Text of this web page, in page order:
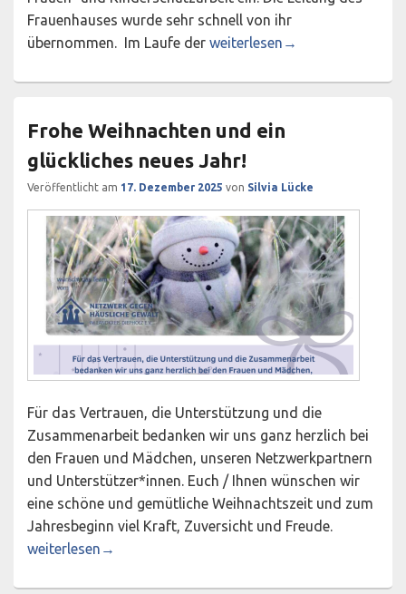
Frauenhauses wurde sehr schnell von ihr
übernommen. Im Laufe der Ich bin dann mal weg…
weiterlesen →
Frohe Weihnachten und ein
glückliches neues Jahr!
Veröffentlicht am 17. Dezember 2025 von Silvia Lücke
Für das Vertrauen, die Unterstützung und die
Zusammenarbeit bedanken wir uns ganz herzlich bei
den Frauen und Mädchen, unseren Netzwerkpartnern
und Unterstützer*innen. Euch / Ihnen wünschen wir
eine schöne und gemütliche Weihnachtszeit und zum
Jahresbeginn viel Kraft, Zuversicht und Freude.
Frohe Weihnachten und ein glückliches neues Jahr!
weiterlesen →